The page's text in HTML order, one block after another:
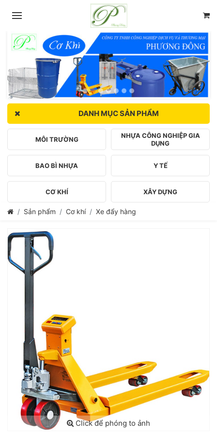
DANH MỤC SẢN PHẨM
MÔI TRƯỜNG
NHỰA CÔNG NGHIỆP GIA
DỤNG
BAO BÌ NHỰA Y TẾ
CƠ KHÍ XÂY DỰNG
Sản phẩm Cơ khí Xe đẩy hàng
Click để phóng to ảnh